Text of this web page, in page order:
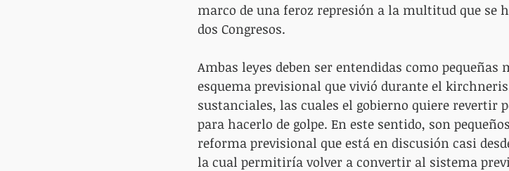
marco de una feroz represión a la multitud que se
dos Congresos.
Ambas leyes deben ser entendidas como
esquema previsional que vivió durante el
sustanciales, las cuales el gobierno quiere revertir
para hacerlo de golpe. En este sentido, son
reforma previsional que está en discusión casi
la cual permitiría volver a convertir al sistema